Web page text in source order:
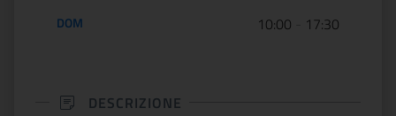
DOM 10:00 17:30
DESCRIZIONE